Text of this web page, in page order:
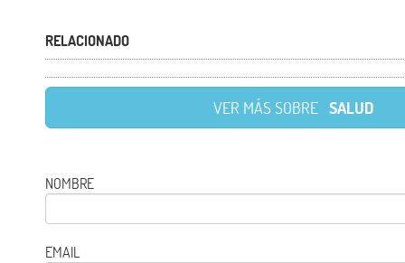
RELACIONADO
VER MÁS SOBRE SALUD
NOMBRE
EMAIL